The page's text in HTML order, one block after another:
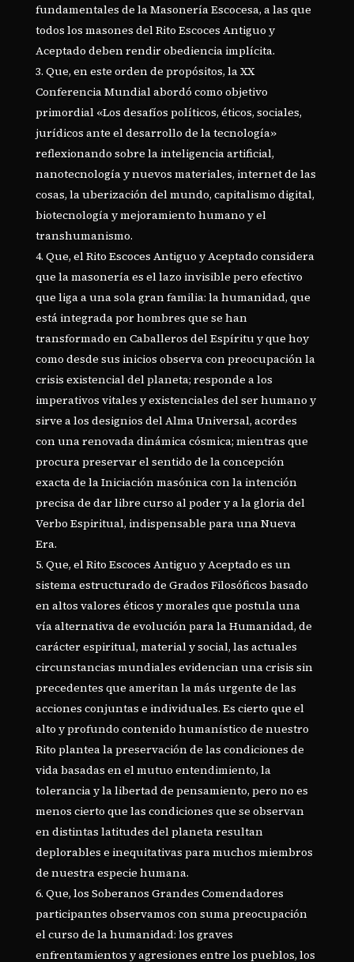
fundamentales de la Masonería Escocesa, a las que
todos los masones del Rito Escoces Antiguo y
Aceptado deben rendir obediencia implícita.
Que, en este orden de propósitos, la XX
Conferencia Mundial abordó como objetivo
primordial «Los desafíos políticos, éticos, sociales,
jurídicos ante el desarrollo de la tecnología»
reflexionando sobre la inteligencia artificial,
nanotecnología y nuevos materiales, internet de las
cosas, la uberización del mundo, capitalismo digital,
biotecnología y mejoramiento humano y el
transhumanismo.
Que, el Rito Escoces Antiguo y Aceptado considera
que la masonería es el lazo invisible pero efectivo
que liga a una sola gran familia: la humanidad, que
está integrada por hombres que se han
transformado en Caballeros del Espíritu y que hoy
como desde sus inicios observa con preocupación la
crisis existencial del planeta; responde a los
imperativos vitales y existenciales del ser humano y
sirve a los designios del Alma Universal, acordes
con una renovada dinámica cósmica; mientras que
procura preservar el sentido de la concepción
exacta de la Iniciación masónica con la intención
precisa de dar libre curso al poder y a la gloria del
Verbo Espiritual, indispensable para una Nueva
Era.
Que, el Rito Escoces Antiguo y Aceptado es un
sistema estructurado de Grados Filosóficos basado
en altos valores éticos y morales que postula una
vía alternativa de evolución para la Humanidad, de
carácter espiritual, material y social, las actuales
circunstancias mundiales evidencian una crisis sin
precedentes que ameritan la más urgente de las
acciones conjuntas e individuales. Es cierto que el
alto y profundo contenido humanístico de nuestro
Rito plantea la preservación de las condiciones de
vida basadas en el mutuo entendimiento, la
tolerancia y la libertad de pensamiento, pero no es
menos cierto que las condiciones que se observan
en distintas latitudes del planeta resultan
deplorables e inequitativas para muchos miembros
de nuestra especie humana.
Que, los Soberanos Grandes Comendadores
participantes observamos con suma preocupación
el curso de la humanidad: los graves
enfrentamientos y agresiones entre los pueblos, los